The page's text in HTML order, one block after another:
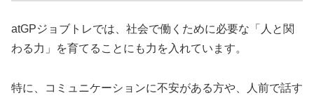
atGPジョブトレでは、社会で働くために必要な「人と関
わる力」を育てることにも力を入れています。
特に、コミュニケーションに不安がある方や、人前で話す